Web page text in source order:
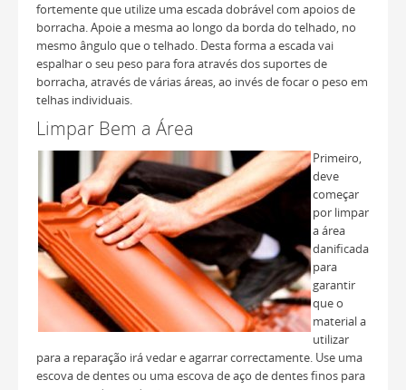
fortemente que utilize uma escada dobrável com apoios de
borracha. Apoie a mesma ao longo da borda do telhado, no
mesmo ângulo que o telhado. Desta forma a escada vai
espalhar o seu peso para fora através dos suportes de
borracha, através de várias áreas, ao invés de focar o peso em
telhas individuais.
Limpar Bem a Área
Primeiro,
deve
começar
por limpar
a área
danificada
para
garantir
que o
material a
utilizar
para a reparação irá vedar e agarrar correctamente. Use uma
escova de dentes ou uma escova de aço de dentes finos para